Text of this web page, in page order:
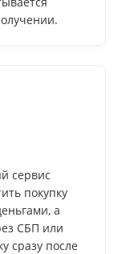
сервис
покупку
а
СБП или
сразу после